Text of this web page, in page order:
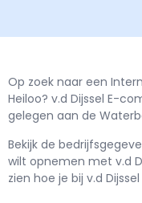
Op zoek naar een
Heiloo? v.d Dijssel E-
gelegen aan de
Bekijk de
wilt opnemen met v.d
zien hoe je bij v.d